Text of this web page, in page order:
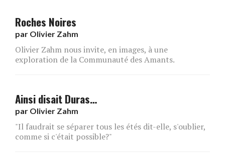
Roches Noires
par Olivier Zahm
Olivier Zahm nous invite, en images, à une
exploration de la Communauté des Amants.
Ainsi disait Duras…
par Olivier Zahm
"Il faudrait se séparer tous les étés dit-elle, s'oublier,
comme si c'était possible?"